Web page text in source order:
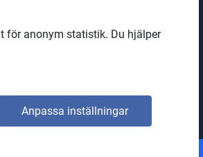
för anonym statistik. Du hjälper
Anpassa inställningar